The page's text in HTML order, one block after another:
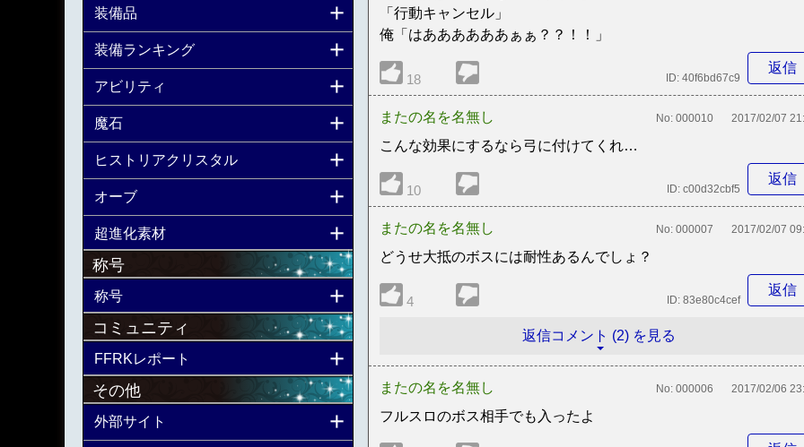
「行動キャンセル」
俺「はああああああぁぁ？？！！」
18
返信
ID: 40f6bd67c9
またの名を名無し No: 000010 2017/02/07
こんな効果にするなら弓に付けてくれ…
10
返信
ID: c00d32cbf5
またの名を名無し No: 000007 2017/02/07
どうせ大抵のボスには耐性あるんでしょ？
4
返信
ID: 83e80c4cef
返信コメント (2) を見る
またの名を名無し No: 000006 2017/02/06
フルスロのボス相手でも入ったよ
装備品
装備ランキング
アビリティ
魔石
ヒストリアクリスタル
オーブ
超進化素材
称号
称号
コミュニティ
FFRKレポート
その他
外部サイト